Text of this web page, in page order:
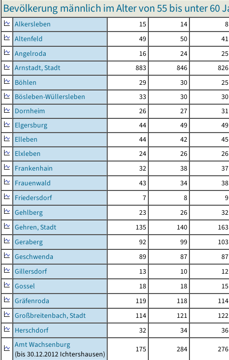
Bevölkerung männlich im Alter von 55 bis unter 60
Alkersleben 15 14 8
Altenfeld
49 50 41
Angelroda
16 24 25
Arnstadt, Stadt
883 846 826
Böhlen
29 30 25
Bösleben-Wüllersleben
33 30 30
Dornheim
26 27 31
Elgersburg
44 49 49
Elleben
44 42 45
Elxleben
24 26 26
Frankenhain
32 38 37
Frauenwald
43 34 38
Friedersdorf
7 8 9
Gehlberg
23 26 32
Gehren, Stadt
135 140 163
Geraberg
92 99 103
Geschwenda
89 87 87
Gillersdorf
13 10 12
Gossel
18 18 15
Gräfenroda
119 118 114
Großbreitenbach, Stadt
114 121 122
Herschdorf
32 34 36
Amt Wachsenburg
(bis 30.12.2012 Ichtershausen)
175 284 276